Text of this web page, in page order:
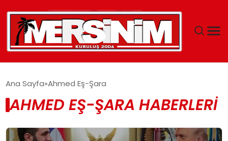
YAŞAM
GÜNCEL
Ana Sayfa Ahmed Eş-Şara
AHMED EŞ-ŞARA HABERLERI